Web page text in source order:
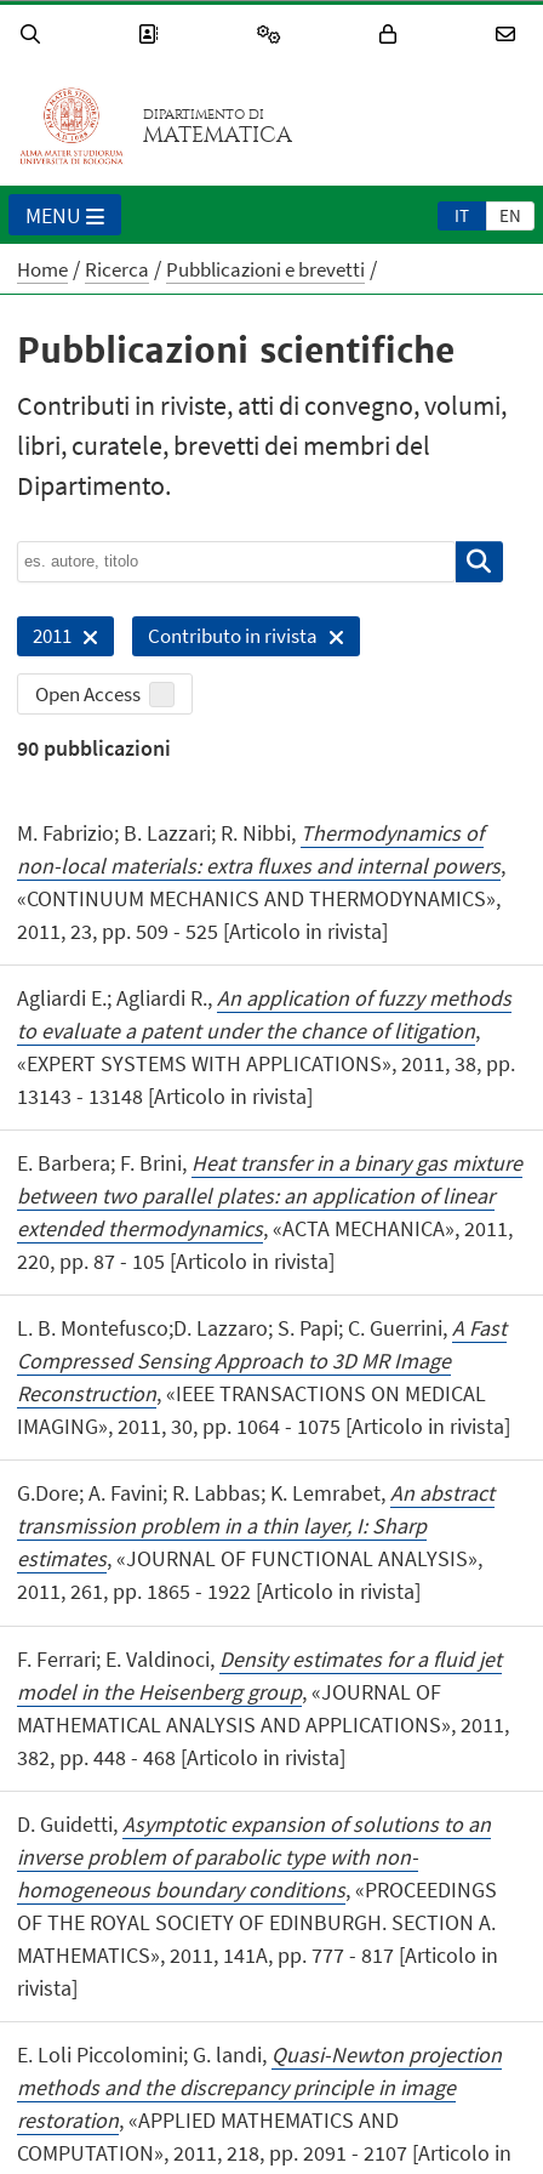
DIPARTIMENTO DI
MATEMATICA
IT EN
MENU
Home Ricerca Pubblicazioni e brevetti
Pubblicazioni scientifiche
Contributi in riviste, atti di convegno, volumi,
libri, curatele, brevetti dei membri del
Dipartimento.
2011 Contributo in rivista
Open Access
90 pubblicazioni
M. Fabrizio; B. Lazzari; R. Nibbi, Thermodynamics of
non-local materials: extra fluxes and internal powers,
«CONTINUUM MECHANICS AND THERMODYNAMICS»,
2011, 23, pp. 509 - 525 [Articolo in rivista]
Agliardi E.; Agliardi R.,An application of fuzzy methods
to evaluate a patent under the chance of litigation,
«EXPERT SYSTEMS WITH APPLICATIONS», 2011, 38, pp.
13143 - 13148 [Articolo in rivista]
E. Barbera; F. Brini, Heat transfer in a binary gas mixture
between two parallel plates: an application of linear
extended thermodynamics, «ACTA MECHANICA», 2011,
220, pp. 87 - 105 [Articolo in rivista]
L. B. Montefusco;D. Lazzaro; S. Papi; C. Guerrini,A Fast
Compressed Sensing Approach to 3D MR Image
Reconstruction, «IEEE TRANSACTIONS ON MEDICAL
IMAGING», 2011, 30, pp. 1064 - 1075 [Articolo in rivista]
G.Dore; A. Favini; R. Labbas; K. Lemrabet,An abstract
transmission problem in a thin layer, I: Sharp
estimates, «JOURNAL OF FUNCTIONAL ANALYSIS»,
2011, 261, pp. 1865 - 1922 [Articolo in rivista]
F. Ferrari; E. Valdinoci, Density estimates for a fluid jet
model in the Heisenberg group, «JOURNAL OF
MATHEMATICAL ANALYSIS AND APPLICATIONS», 2011,
382, pp. 448 - 468 [Articolo in rivista]
D. Guidetti,Asymptotic expansion of solutions to an
inverse problem of parabolic type with non-
homogeneous boundary conditions, «PROCEEDINGS
OF THE ROYAL SOCIETY OF EDINBURGH. SECTION A.
MATHEMATICS», 2011, 141A, pp. 777 - 817 [Articolo in
rivista]
E. Loli Piccolomini; G. landi, Quasi-Newton projection
methods and the discrepancy principle in image
restoration, «APPLIED MATHEMATICS AND
COMPUTATION», 2011, 218, pp. 2091 - 2107 [Articolo in